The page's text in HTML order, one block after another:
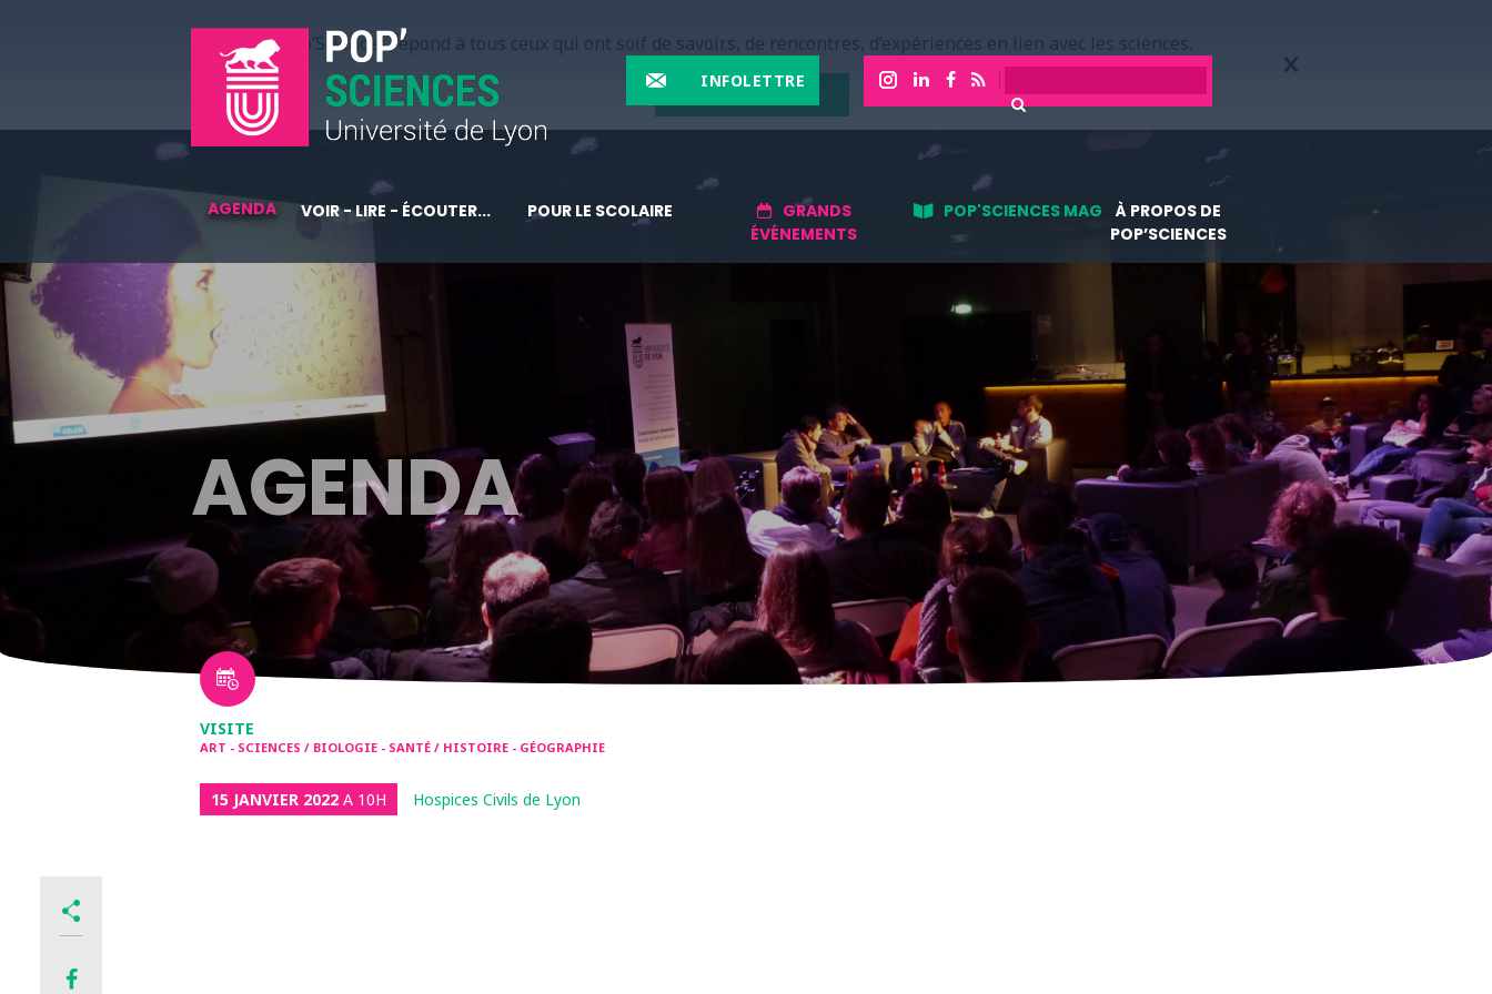
Pop’Sciences répond à tous ceux qui ont soif de savoirs, de rencontres, d’expériences en lien avec les sciences.
INFOLETTRE
AGENDA VOIR - LIRE - ÉCOUTER... POUR LE SCOLAIRE
GRANDS
ÉVÉNEMENTS
POP'SCIENCES MAG
À PROPOS DE
POP’SCIENCES
AGENDA
VISITE
ART - SCIENCES / BIOLOGIE - SANTÉ / HISTOIRE - GÉOGRAPHIE
15 JANVIER 2022 A 10H Hospices Civils de Lyon